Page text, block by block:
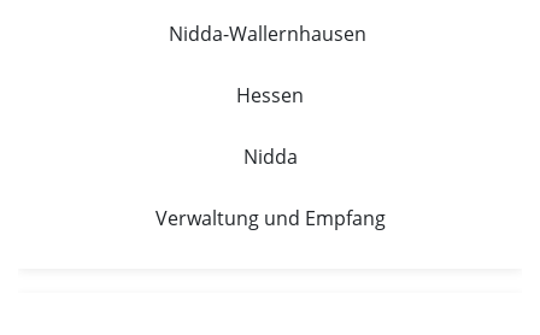
Nidda-Wallernhausen
Hessen
Nidda
Verwaltung und Empfang